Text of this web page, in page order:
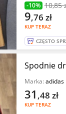
-10% 10,85
KUP TERAZ
9,76 zł
CZĘSTO
Spodnie
Marka:adidas
KUP TERAZ
31 ,48 zł